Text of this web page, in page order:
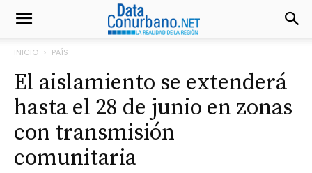
INICIO PAÍS
El aislamiento se extenderá
hasta el 28 de junio en zonas
con transmisión
comunitaria